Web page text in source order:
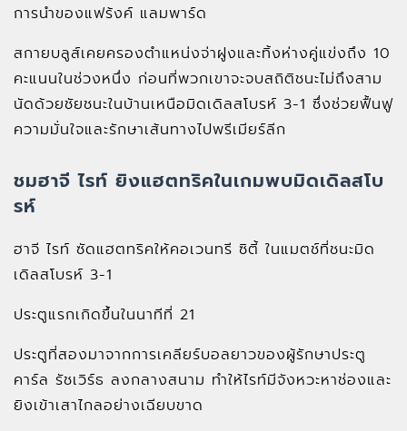
การนำของแฟร้งค์ แลมพาร์ด
สกายบลูส์เคยครองตำแหน่งจ่าฝูงและทิ้งห่างคู่แข่งถึง 10
คะแนนในช่วงหนึ่ง ก่อนที่พวกเขาจะจบสถิติชนะไม่ถึงสาม
นัดด้วยชัยชนะในบ้านเหนือมิดเดิลสโบรห์ 3-1 ซึ่งช่วยฟื้นฟู
ความมั่นใจและรักษาเส้นทางไปพรีเมียร์ลีก
ชมฮาจี ไรท์ ยิงแฮตทริคในเกมพบมิดเดิลสโบ
รห์
ฮาจี ไรท์ ซัดแฮตทริคให้คอเวนทรี ซิตี้ ในแมตช์ที่ชนะมิด
เดิลสโบรห์ 3-1
ประตูแรกเกิดขึ้นในนาทีที่ 21
ประตูที่สองมาจากการเคลียร์บอลยาวของผู้รักษาประตู
คาร์ล รัชเวิร์ธ ลงกลางสนาม ทำให้ไรท์มีจังหวะหาช่องและ
ยิงเข้าเสาไกลอย่างเฉียบขาด